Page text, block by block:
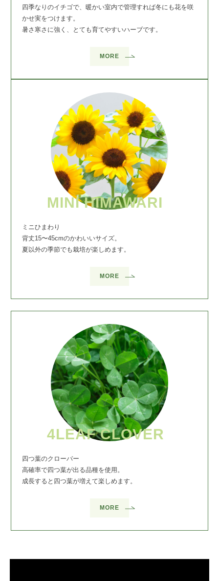
四季なりのイチゴで、暖かい室内で管理すれば冬にも花を咲
かせ実をつけます。
暑さ寒さに強く、とても育てやすいハーブです。
MORE
MINI HIMAWARI
ミニひまわり
背丈15〜45cmのかわいいサイズ。
夏以外の季節でも栽培が楽しめます。
MORE
4LEAF CLOVER
四つ葉のクローバー
高確率で四つ葉が出る品種を使用。
成長すると四つ葉が増えて楽しめます。
MORE